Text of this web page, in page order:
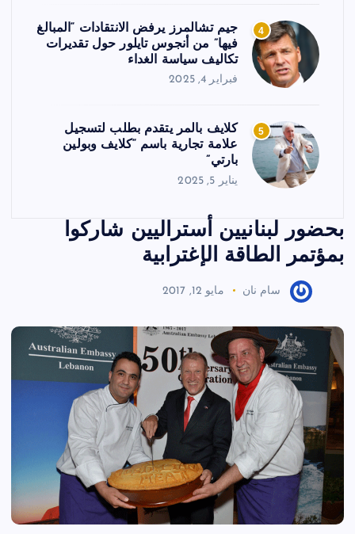
4
جيم تشالمرز يرفض الانتقادات “المبالغ
فيها” من أنجوس تايلور حول تقديرات
تكاليف سياسة الغداء
فبراير 4, 2025
5
كلايف بالمر يتقدم بطلب لتسجيل
علامة تجارية باسم “كلايف وبولين
بارتي”
يناير 5, 2025
بحضور لبنانيين أستراليين شاركوا
بمؤتمر الطاقة الإغترابية
سام نان مايو 12, 2017